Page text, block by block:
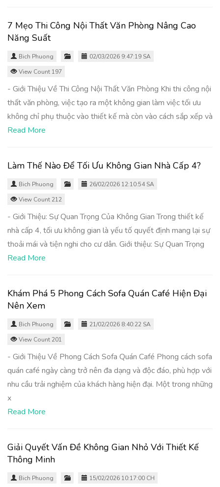
7 Mẹo Thi Công Nội Thất Văn Phòng Nâng Cao
Năng Suất
Bich Phuong
02/03/2026 9:47:19 SA
View Count 197
- Giới Thiệu Về Thi Công Nội Thất Văn Phòng Khi thi công nội
thất văn phòng, việc tạo ra một không gian làm việc tối ưu
không chỉ phụ thuộc vào thiết kế mà còn vào cách sắp xếp và
Read More
Làm Thế Nào Để Tối Ưu Không Gian Nhà Cấp 4?
Bich Phuong
26/02/2026 12:10:54 SA
View Count 212
- Giới Thiệu: Sự Quan Trọng Của Không Gian Trong thiết kế
nhà cấp 4, tối ưu không gian là yếu tố quyết định mang lại sự
thoải mái và tiện nghi cho cư dân. Giới thiệu: Sự Quan Trọng
Read More
Khám Phá 5 Phong Cách Sofa Quán Café Hiện Đại
Nên Xem
Bich Phuong
21/02/2026 8:40:22 SA
View Count 201
- Giới Thiệu Về Phong Cách Sofa Quán Café Phong cách sofa
quán café ngày càng trở nên đa dạng và độc đáo, phù hợp với
nhu cầu trải nghiệm của khách hàng hiện đại. Một trong những
x
Read More
Giải Quyết Vấn Đề Không Gian Nhỏ Với Thiết Kế
Thông Minh
Bich Phuong 15/02/2026 10:17:00 CH